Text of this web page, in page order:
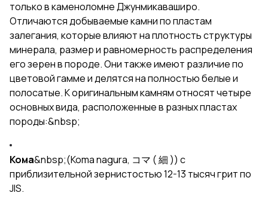
только в каменоломне Джунмикаваширо.
Отличаются добываемые камни по пластам
залегания, которые влияют на плотность структуры
минерала, размер и равномерность распределения
его зерен в породе. Они также имеют различие по
цветовой гамме и делятся на полностью белые и
полосатые. К оригинальным камням относят четыре
основных вида, расположенные в разных пластах
породы:&nbsp;
Кома&nbsp;(Koma nagura, コマ ( 細 )) с
приблизительной зернистостью 12-13 тысяч грит по
JIS.